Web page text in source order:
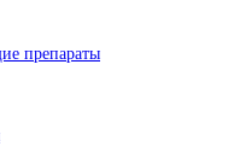
препараты